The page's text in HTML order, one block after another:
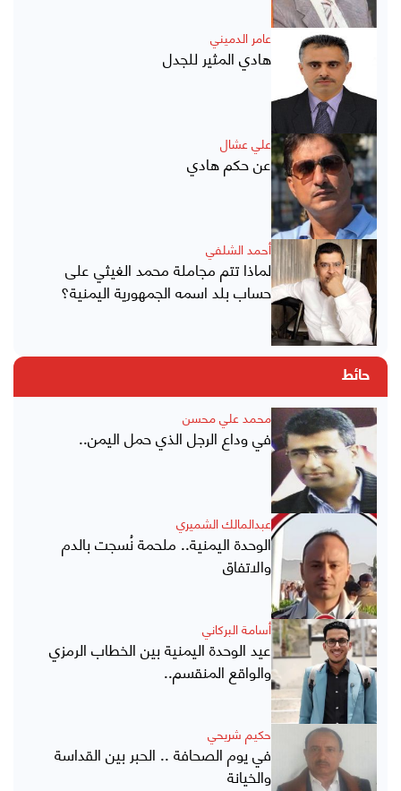
عامر الدميني
هادي المثير للجدل
علي عشال
عن حكم هادي
أحمد الشلفي
لماذا تتم مجاملة محمد الغيثي على
حساب بلد اسمه الجمهورية اليمنية؟
حائط
محمد علي محسن
في وداع الرجل الذي حمل اليمن..
عبدالمالك الشميري
الوحدة اليمنية.. ملحمة نُسجت بالدم
والاتفاق
أسامة البركاني
عيد الوحدة اليمنية بين الخطاب الرمزي
والواقع المنقسم..
حكيم شريحي
في يوم الصحافة .. الحبر بين القداسة
والخيانة